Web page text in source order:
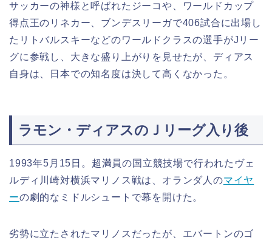
サッカーの神様と呼ばれたジーコや、ワールドカップ
得点王のリネカー、ブンデスリーガで406試合に出場し
たリトバルスキーなどのワールドクラスの選手がJリー
グに参戦し、大きな盛り上がりを見せたが、ディアス
自身は、日本での知名度は決して高くなかった。
ラモン・ディアスのＪリーグ入り後
1993年5月15日。超満員の国立競技場で行われたヴェ
ルディ川崎対横浜マリノス戦は、オランダ人のマイヤ
ーの劇的なミドルシュートで幕を開けた。
劣勢に立たされたマリノスだったが、エバートンのゴ